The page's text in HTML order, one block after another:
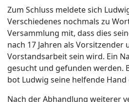
Zum Schluss meldete sich
Verschiedenes nochmals zu
Versammlung mit, dass dies
nach 17 Jahren als Vorsitzender
Vorstandsarbeit sein wird. Ein
gesucht und gefunden werden.
bot Ludwig seine helfende Hand
Nach der Abhandlung weiterer